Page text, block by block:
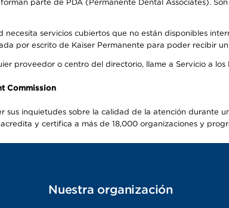
parte de PDA (Permanente Dental Associates).
necesita servicios cubiertos que no están disponibles
por escrito de Kaiser Permanente para poder recibir
proveedor o centro del directorio, llame a Servicio a
Commission
sus inquietudes sobre la calidad de la atención durante
y certifica a más de 18,000 organizaciones y
Nuestra organización